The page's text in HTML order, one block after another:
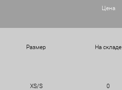
Цена
Размер На складе
XS/S 0